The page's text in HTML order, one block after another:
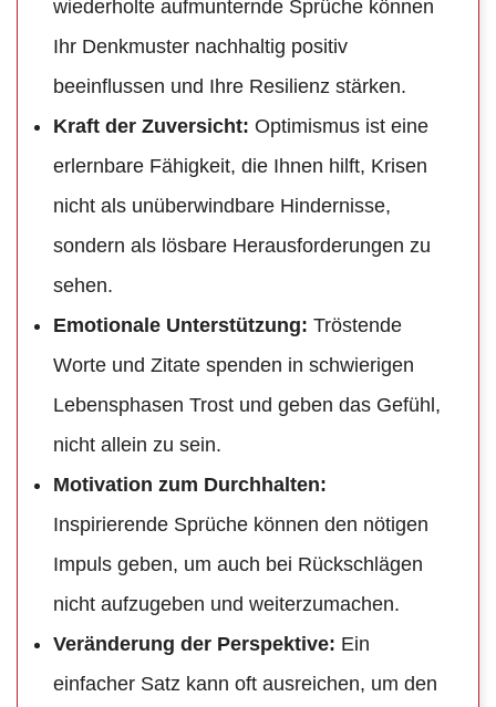
wiederholte aufmunternde Sprüche können
Ihr Denkmuster nachhaltig positiv
beeinflussen und Ihre Resilienz stärken.
Kraft der Zuversicht: Optimismus ist eine
erlernbare Fähigkeit, die Ihnen hilft, Krisen
nicht als unüberwindbare Hindernisse,
sondern als lösbare Herausforderungen zu
sehen.
Emotionale Unterstützung: Tröstende
Worte und Zitate spenden in schwierigen
Lebensphasen Trost und geben das Gefühl,
nicht allein zu sein.
Motivation zum Durchhalten:
Inspirierende Sprüche können den nötigen
Impuls geben, um auch bei Rückschlägen
nicht aufzugeben und weiterzumachen.
Veränderung der Perspektive: Ein
einfacher Satz kann oft ausreichen, um den